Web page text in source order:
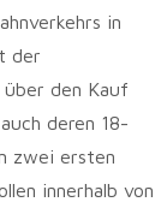
in
der
den Kauf
deren 18-
zwei ersten
innerhalb von